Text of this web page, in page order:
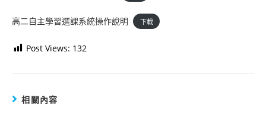
高二自主學習選課系統操作說明 下載
Post Views: 132
相關內容